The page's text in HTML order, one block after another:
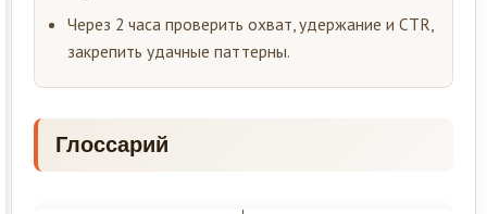
Через 2 часа проверить охват, удержание и CTR,
закрепить удачные паттерны.
Глоссарий